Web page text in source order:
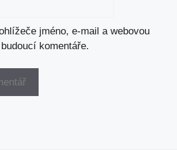
jméno, e-mail a webovou
komentáře.